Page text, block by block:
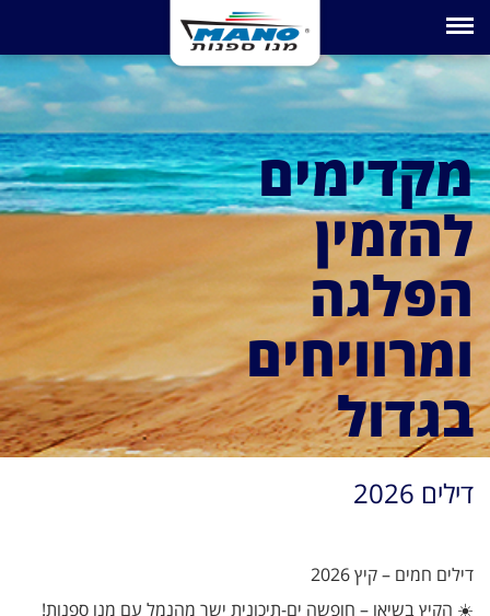
Toggle navigation
מקדימים
להזמין
הפלגה
ומרוויחים
בגדול
דילים 2026
דילים חמים – קיץ 2026
☀️ הקיץ בשיאו – חופשה ים-תיכונית ישר מהנמל עם מנו ספנות!